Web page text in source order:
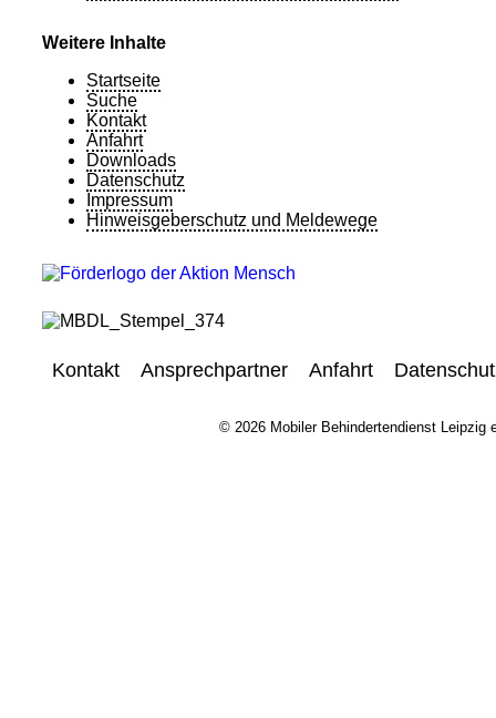
Weitere Inhalte
Startseite
Suche
Kontakt
Anfahrt
Downloads
Datenschutz
Impressum
Hinweisgeberschutz und Meldewege
Kontakt Ansprechpartner Anfahrt
© 2026 Mobiler Behindertendienst Leipzig